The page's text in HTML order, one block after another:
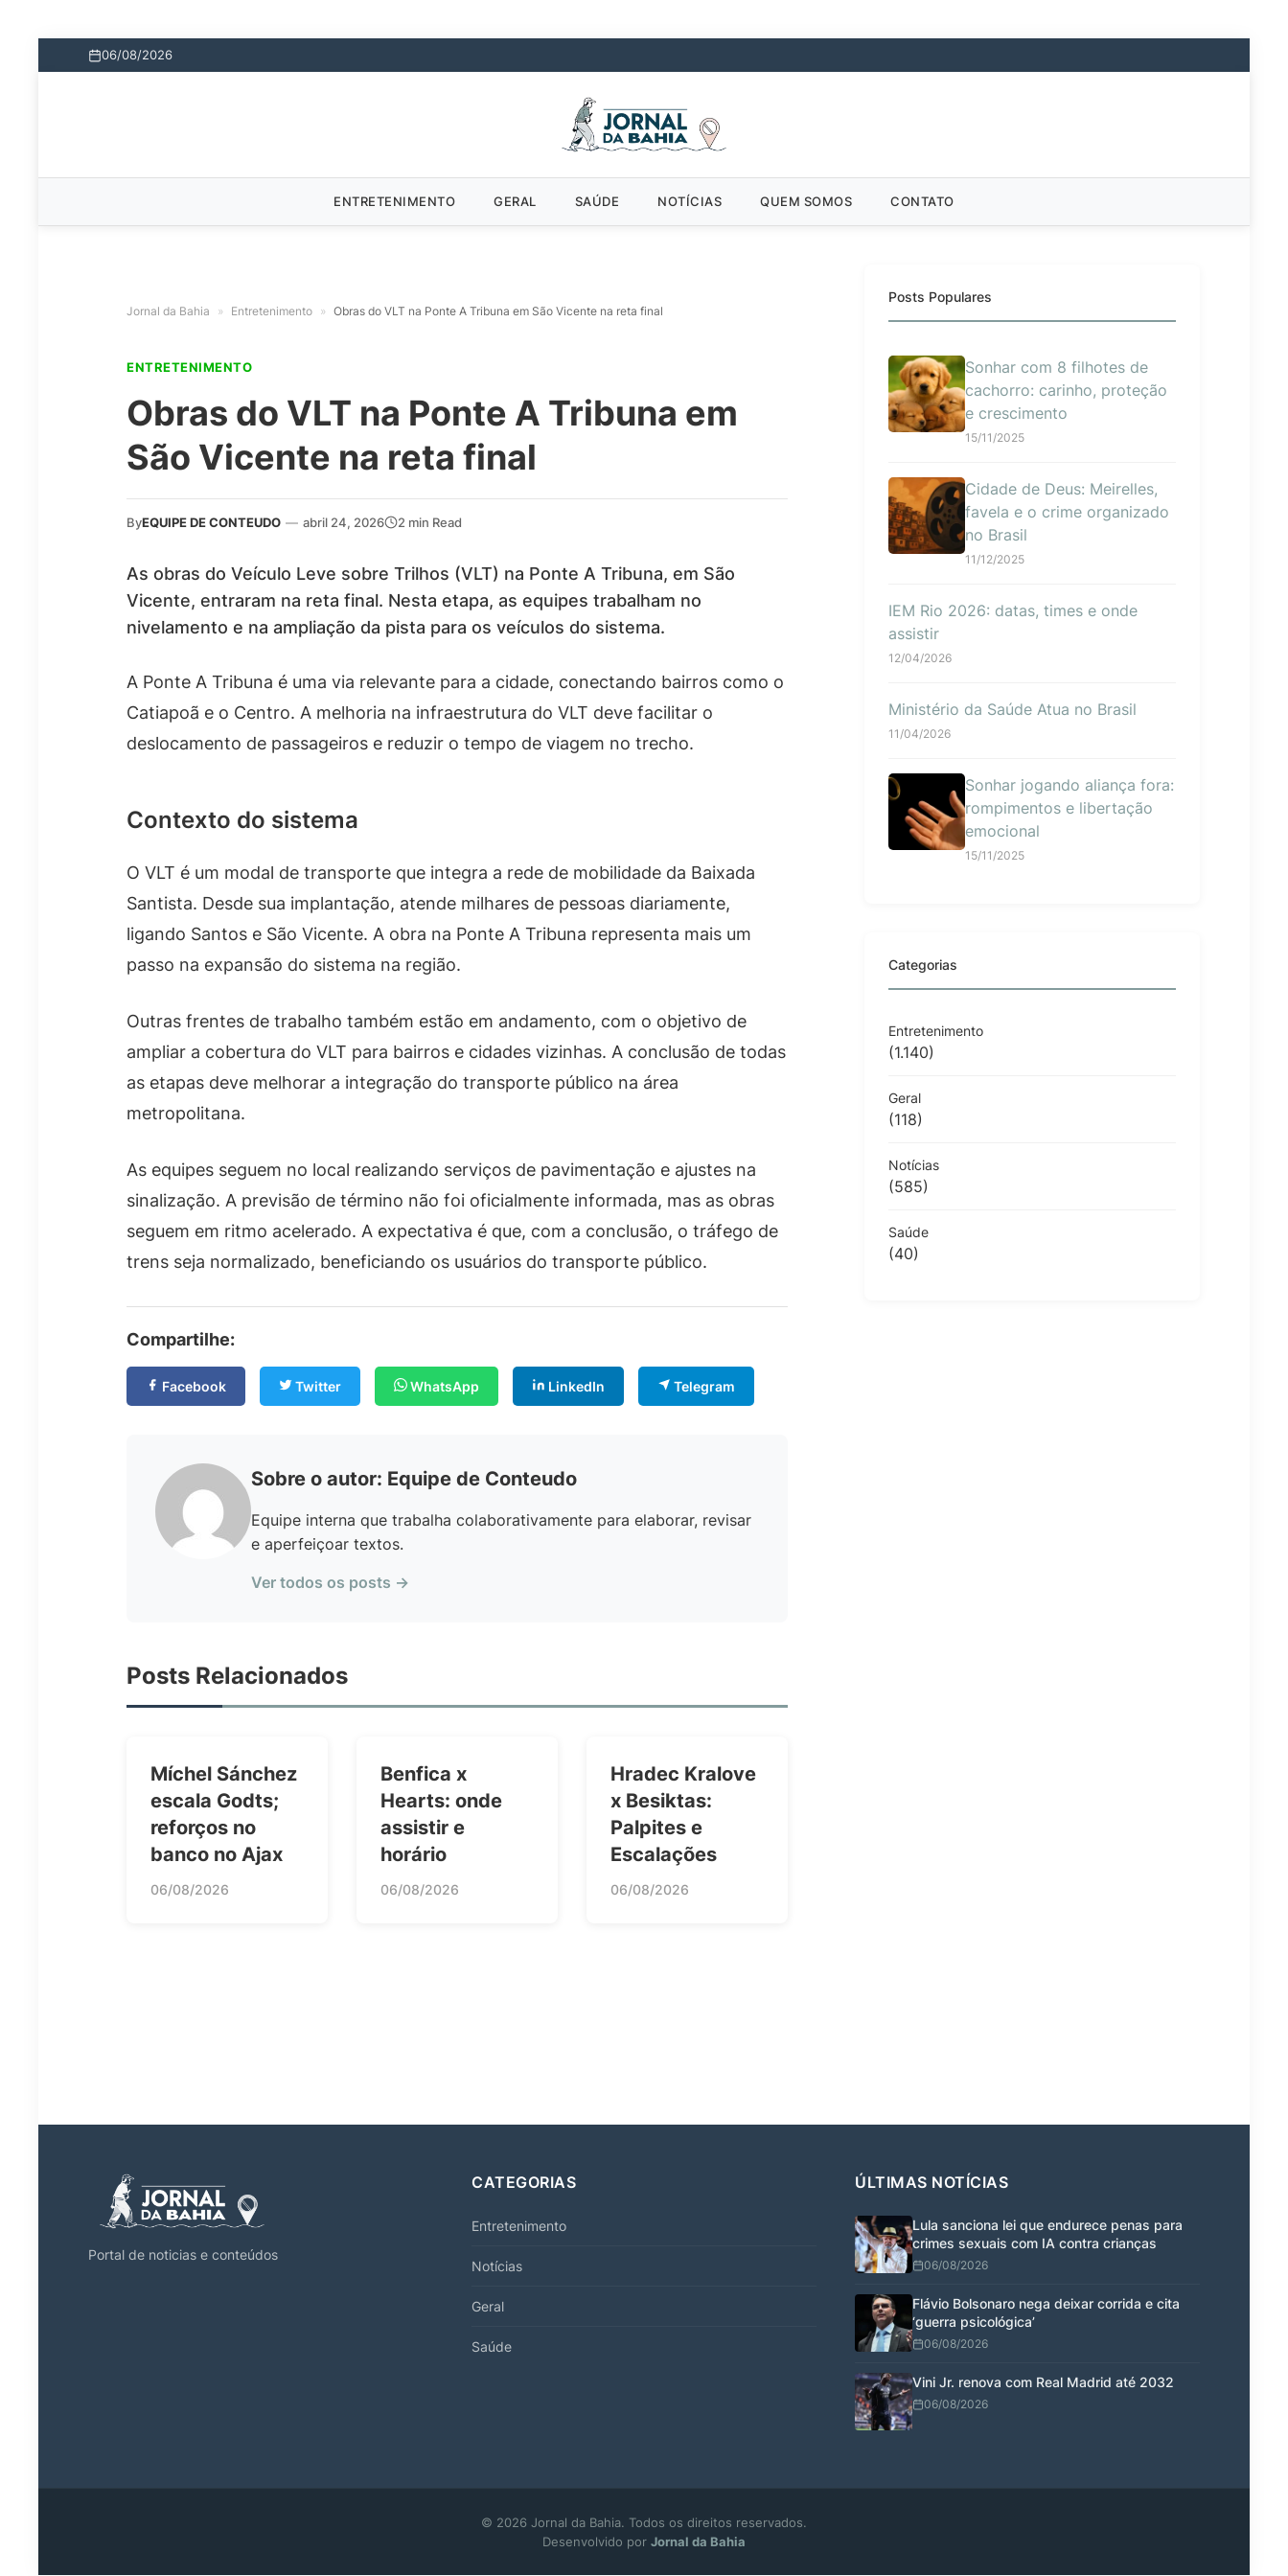
06/08/2026
ENTRETENIMENTO GERAL SAÚDE NOTÍCIAS QUEM SOMOS CONTATO
Jornal da Bahia » Entretenimento » Obras do VLT na Ponte A Tribuna em São Vicente na reta final
ENTRETENIMENTO
Obras do VLT na Ponte A Tribuna em
São Vicente na reta final
ByEQUIPE DE CONTEUDO — abril 24, 2026 2 min Read
As obras do Veículo Leve sobre Trilhos (VLT) na Ponte A Tribuna, em São
Vicente, entraram na reta final. Nesta etapa, as equipes trabalham no
nivelamento e na ampliação da pista para os veículos do sistema.
A Ponte A Tribuna é uma via relevante para a cidade, conectando bairros como o
Catiapoã e o Centro. A melhoria na infraestrutura do VLT deve facilitar o
deslocamento de passageiros e reduzir o tempo de viagem no trecho.
Contexto do sistema
O VLT é um modal de transporte que integra a rede de mobilidade da Baixada
Santista. Desde sua implantação, atende milhares de pessoas diariamente,
ligando Santos e São Vicente. A obra na Ponte A Tribuna representa mais um
passo na expansão do sistema na região.
Outras frentes de trabalho também estão em andamento, com o objetivo de
ampliar a cobertura do VLT para bairros e cidades vizinhas. A conclusão de todas
as etapas deve melhorar a integração do transporte público na área
metropolitana.
As equipes seguem no local realizando serviços de pavimentação e ajustes na
sinalização. A previsão de término não foi oficialmente informada, mas as obras
seguem em ritmo acelerado. A expectativa é que, com a conclusão, o tráfego de
trens seja normalizado, beneficiando os usuários do transporte público.
Compartilhe:
Facebook Twitter WhatsApp LinkedIn Telegram
Sobre o autor: Equipe de Conteudo
Equipe interna que trabalha colaborativamente para elaborar, revisar
e aperfeiçoar textos.
Ver todos os posts →
Posts Relacionados
Míchel Sánchez
escala Godts;
reforços no
banco no Ajax
06/08/2026
Benfica x
Hearts: onde
assistir e
horário
06/08/2026
Hradec Kralove
x Besiktas:
Palpites e
Escalações
06/08/2026
Posts Populares
Sonhar com 8 filhotes de
cachorro: carinho, proteção
e crescimento
15/11/2025
Cidade de Deus: Meirelles,
favela e o crime organizado
no Brasil
11/12/2025
IEM Rio 2026: datas, times e onde
assistir
12/04/2026
Ministério da Saúde Atua no Brasil
11/04/2026
Sonhar jogando aliança fora:
rompimentos e libertação
emocional
15/11/2025
Categorias
Entretenimento
(1.140)
Geral
(118)
Notícias
(585)
Saúde
(40)
Portal de noticias e conteúdos
CATEGORIAS
Entretenimento
Notícias
Geral
Saúde
ÚLTIMAS NOTÍCIAS
Lula sanciona lei que endurece penas para
crimes sexuais com IA contra crianças
06/08/2026
Flávio Bolsonaro nega deixar corrida e cita
‘guerra psicológica’
06/08/2026
Vini Jr. renova com Real Madrid até 2032
06/08/2026
© 2026 Jornal da Bahia. Todos os direitos reservados.
Desenvolvido por Jornal da Bahia